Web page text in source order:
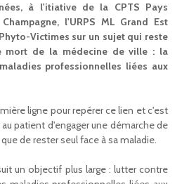
à l'itiative de la CPTS Pays
l'URPS ML Grand Est
Victimes sur un sujet qui reste
mort de la médecine de ville : la
professionnelles liées aux
ligne pour repérer ce lien et c'est
patient d'engager une démarche de
de rester seul face à sa maladie.
un objectif plus large : lutter contre